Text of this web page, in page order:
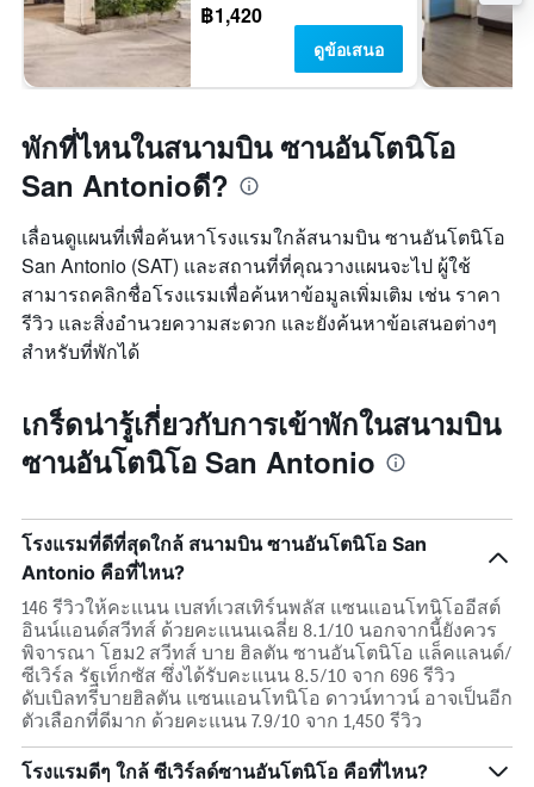
฿1,420
ดูข้อเสนอ
พักที่ไหนในสนามบิน ซานอันโตนิโอ
San Antonioดี?
เลื่อนดูแผนที่เพื่อค้นหาโรงแรมใกล้สนามบิน ซานอันโตนิโอ
San Antonio (SAT) และสถานที่ที่คุณวางแผนจะไป ผู้ใช้
สามารถคลิกชื่อโรงแรมเพื่อค้นหาข้อมูลเพิ่มเติม เช่น ราคา
รีวิว และสิ่งอำนวยความสะดวก และยังค้นหาข้อเสนอต่างๆ
สำหรับที่พักได้
เกร็ดน่ารู้เกี่ยวกับการเข้าพักในสนามบิน
ซานอันโตนิโอ San Antonio
โรงแรมที่ดีที่สุดใกล้ สนามบิน ซานอันโตนิโอ San
Antonio คือที่ไหน?
146 รีวิวให้คะแนน เบสท์เวสเทิร์นพลัส แซนแอนโทนิโออีสต์
อินน์แอนด์สวีทส์ ด้วยคะแนนเฉลี่ย 8.1/10 นอกจากนี้ยังควร
พิจารณา โฮม2 สวีทส์ บาย ฮิลตัน ซานอันโตนิโอ แล็คแลนด์/
ซีเวิร์ล รัฐเท็กซัส ซึ่งได้รับคะแนน 8.5/10 จาก 696 รีวิว
ดับเบิลทรีบายฮิลตัน แซนแอนโทนิโอ ดาวน์ทาวน์ อาจเป็นอีก
ตัวเลือกที่ดีมาก ด้วยคะแนน 7.9/10 จาก 1,450 รีวิว
โรงแรมดีๆ ใกล้ ซีเวิร์ลด์ซานอันโตนิโอ คือที่ไหน?